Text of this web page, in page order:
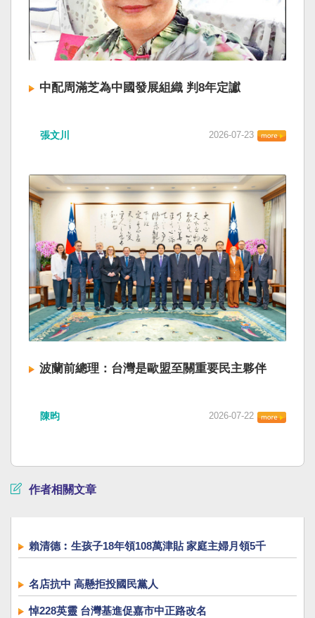
中配周滿芝為中國發展組織 判8年定讞
張文川 2026-07-23
波蘭前總理：台灣是歐盟至關重要民主夥伴
陳昀 2026-07-22
作者相關文章
賴清德︰生孩子18年領108萬津貼 家庭主婦月領5千
名店抗中 高懸拒投國民黨人
悼228英靈 台灣基進促嘉市中正路改名